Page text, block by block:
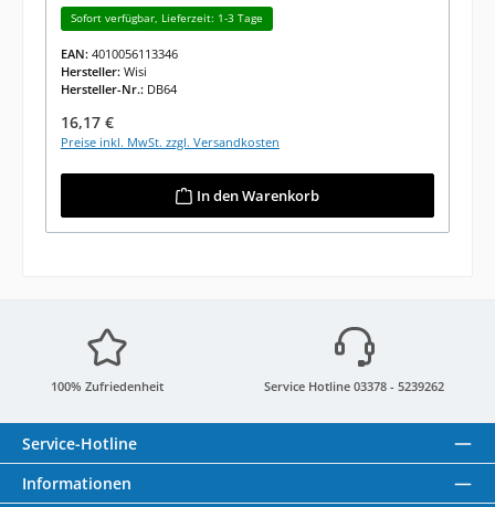
Sofort verfügbar, Lieferzeit: 1-3 Tage
EAN: 4010056113346
Hersteller: Wisi
Hersteller-Nr.: DB64
Regulärer Preis:
16,17 €
Preise inkl. MwSt. zzgl. Versandkosten
In den Warenkorb
100% Zufriedenheit Service Hotline 03378 - 5239262
Service-Hotline
Informationen